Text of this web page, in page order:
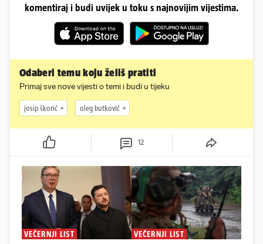
komentiraj i budi uvijek u toku s najnovijim vijestima.
Odaberi temu koju želiš pratiti
Primaj sve nove vijesti o temi i budi u tijeku
josip škorić oleg butković
12